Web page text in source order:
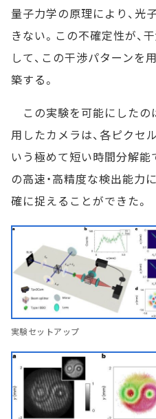
量子力学の原理により、光
きない。この不確定性が、
して、この干渉パターンを
築する。
この実験を可能にしたの
用したカメラは、各ピクセ
いう極めて短い時間分解能
の高速・高精度な検出能力
確に捉えることができた。
実験セットアップ